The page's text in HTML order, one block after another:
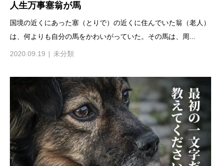
人生万事塞翁が馬
国境の近くにあった塞（とりで）の近くに住んでいた翁（老人）
は、何よりも自分の馬をかわいがっていた。その馬は、周...
2020.09.19 未分類